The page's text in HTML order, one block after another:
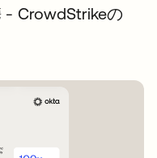
- CrowdStrikeの